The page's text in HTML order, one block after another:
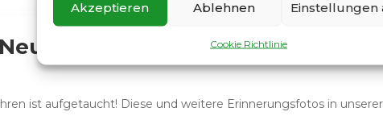
Akzeptieren Ablehnen Einstellungen
Cookie Richtlinie
altes Foto aufgetaucht!
ist aufgetaucht! Diese und weitere Erinnerungsfotos in